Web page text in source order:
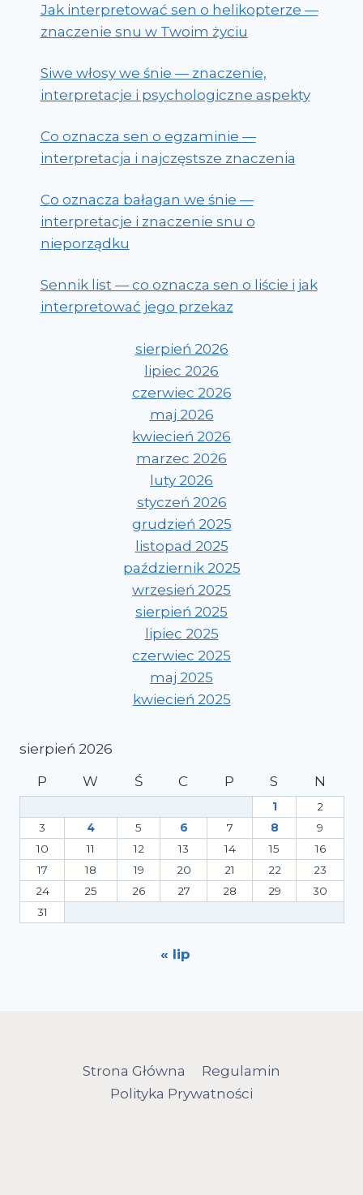
Jak interpretować sen o helikopterze —
znaczenie snu w Twoim życiu
Siwe włosy we śnie — znaczenie,
interpretacje i psychologiczne aspekty
Co oznacza sen o egzaminie —
interpretacja i najczęstsze znaczenia
Co oznacza bałagan we śnie —
interpretacje i znaczenie snu o
nieporządku
Sennik list — co oznacza sen o liście i jak
interpretować jego przekaz
sierpień 2026
lipiec 2026
czerwiec 2026
maj 2026
kwiecień 2026
marzec 2026
luty 2026
styczeń 2026
grudzień 2025
listopad 2025
październik 2025
wrzesień 2025
sierpień 2025
lipiec 2025
czerwiec 2025
maj 2025
kwiecień 2025
sierpień 2026
P
W Ś C P S N
1
2
3
4 5 6 7 8
9
10
11 12 13 14 15
16
17
18 19 20 21 22
23
24
25 26 27 28 29
30
31
« lip
Strona Główna
Regulamin
Polityka Prywatności